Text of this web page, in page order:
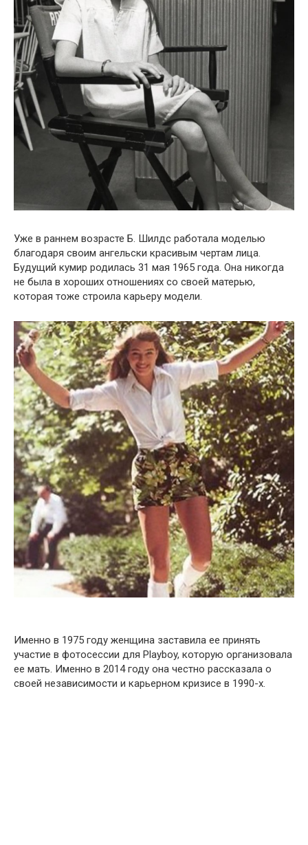
Уже в раннем возрасте Б. Шилдс работала моделью
благодаря своим ангельски красивым чертам лица.
Будущий кумир родилась 31 мая 1965 года. Она никогда
не была в хороших отношениях со своей матерью,
которая тоже строила карьеру модели.
Именно в 1975 году женщина заставила ее принять
участие в фотосессии для Playboy, которую организовала
ее мать. Именно в 2014 году она честно рассказала о
своей независимости и карьерном кризисе в 1990-х.